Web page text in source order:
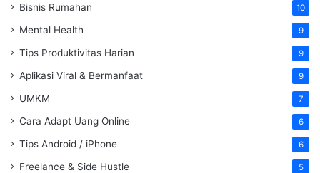
Bisnis Rumahan 10
Mental Health 9
Tips Produktivitas Harian 9
Aplikasi Viral & Bermanfaat 9
UMKM 7
Cara Adapt Uang Online 6
Tips Android / iPhone 6
Freelance & Side Hustle 5